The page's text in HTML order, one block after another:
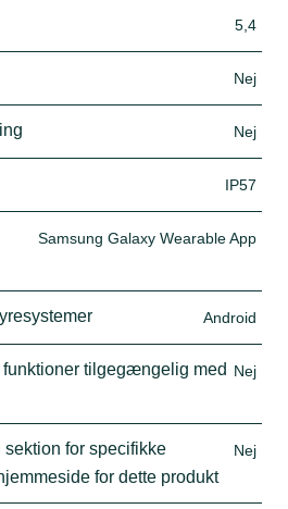
5,4
Nej
Nej
IP57
Samsung Galaxy Wearable App
Android
funktioner tilgegængelig med Nej
sektion for specifikke
for dette produkt
Nej